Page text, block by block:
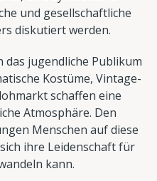
und gesellschaftliche
diskutiert werden.
das jugendliche Publikum
Kostüme, Vintage-
schaffen eine
Atmosphäre. Den
Menschen auf diese
ihre Leidenschaft für
kann.